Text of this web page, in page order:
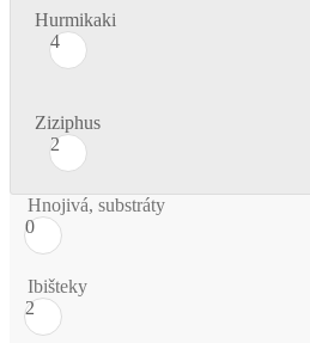
Hurmikaki
4
Ziziphus
2
Hnojivá, substráty
0
Ibišteky
2